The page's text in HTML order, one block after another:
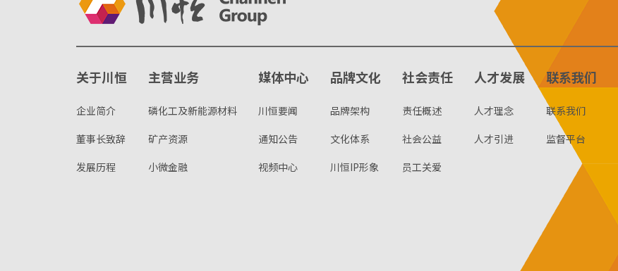
关于川恒
企业简介
董事长致辞
发展历程
主营业务
磷化工及新能源材料
矿产资源
小微金融
媒体中心
川恒要闻
通知公告
视频中心
品牌文化
品牌架构
文化体系
川恒IP形象
社会责任
责任概述
社会公益
员工关爱
人才发展
人才理念
人才引进
联系我们
联系我们
监督平台